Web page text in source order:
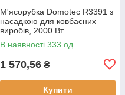
М'ясорубка Domotec R3391 з
насадкою для ковбасних
виробів, 2000 Вт
В наявності 333 од.
1 570,56 ₴
Купити